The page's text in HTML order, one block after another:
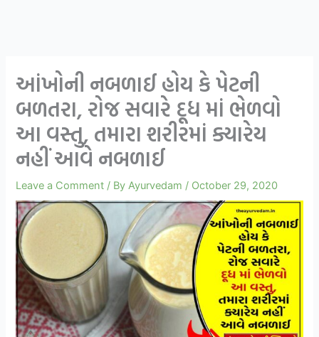
આંખોની નબળાઈ હોય કે પેટની
બળતરા, રોજ સવારે દૂધ માં ભેળવો
આ વસ્તુ, તમારા શરીરમાં ક્યારેય
નહીં આવે નબળાઈ
Leave a Comment / ByAyurvedam / October 29, 2020